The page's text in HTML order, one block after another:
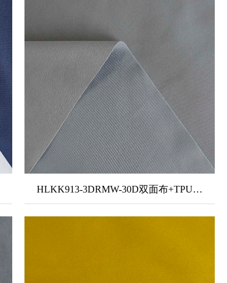
HLKK913-3DRMW-30D双面布+TPU中透白+5036超密薄纱